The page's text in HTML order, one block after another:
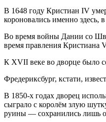
В 1648 году Кристиан IV
короновались именно здесь,
Во время войны Дании со
время правления Кристиана
К XVII веке во дворце было
Фредериксбург, кстати,
В 1850-х годах дворец
сыграло с королём злую
руины — сохранились лишь